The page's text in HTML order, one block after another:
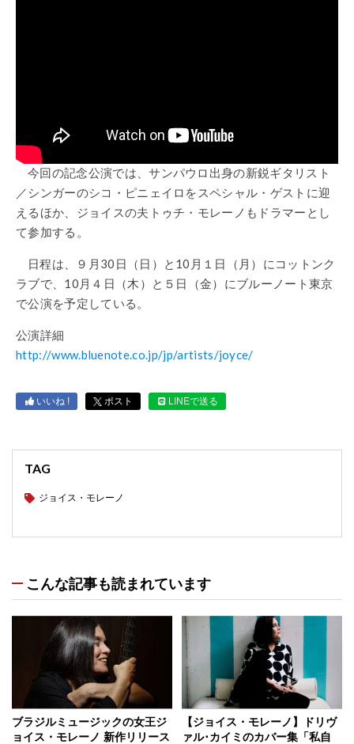
今回の記念公演では、サンパウロ出身の新鋭ギタリスト
／シンガーのシコ・ピニェイロをスペシャル・ゲストに迎
えるほか、ジョイスの夫トゥチ・モレーノもドラマーとし
て参加する。
日程は、９月30日（日）と10月１日（月）にコットンク
ラブで、10月４日（木）と５日（金）にブルーノート東京
で公演を予定している。
公演詳細
http://www.bluenote.co.jp/jp/artists/joyce/
いいね ! ポスト LINEで送る
TAG
ジョイス・モレーノ
こんな記事も読まれています
ブラジルミュージックの女王ジ
ョイス・モレーノ 新作リリース
【ジョイス・モレーノ】ドリヴ
ァル･カイミのカバー集「私自